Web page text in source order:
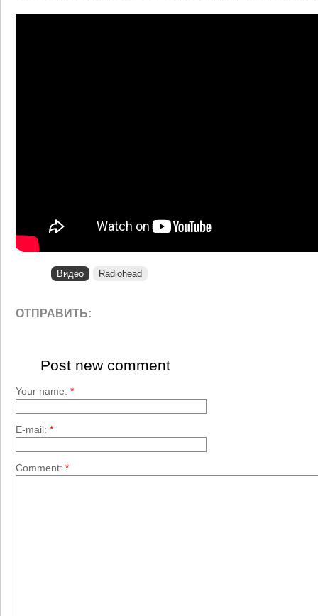
Видео Radiohead
ОТПРАВИТЬ:
Post new comment
Your name: *
E-mail: *
Comment: *